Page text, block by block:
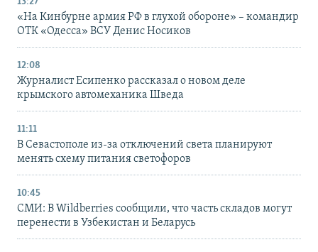
«На Кинбурне армия РФ в глухой обороне» – командир
ОТК «Одесса» ВСУ Денис Носиков
12:08
Журналист Есипенко рассказал о новом деле
крымского автомеханика Шведа
11:11
В Севастополе из-за отключений света планируют
менять схему питания светофоров
10:45
СМИ: В Wildberries сообщили, что часть складов могут
перенести в Узбекистан и Беларусь